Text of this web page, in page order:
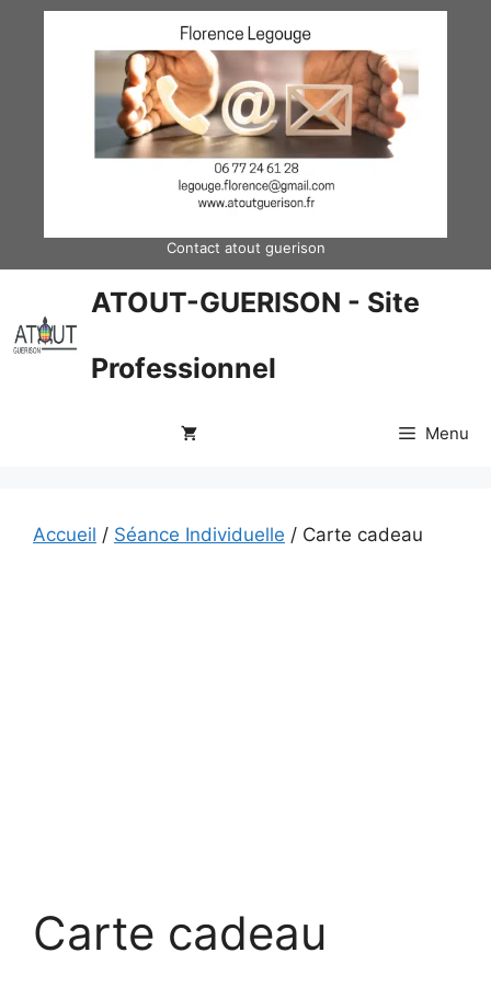
Contact atout guerison
ATOUT-GUERISON - Site
Professionnel
Menu
Accueil / Séance Individuelle / Carte cadeau
Carte cadeau